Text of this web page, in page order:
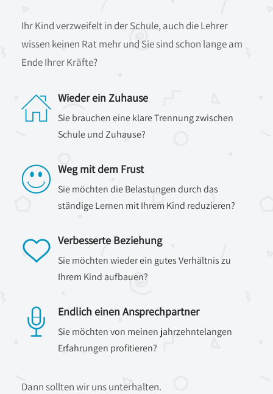
Ihr Kind verzweifelt in der Schule, auch die Lehrer
wissen keinen Rat mehr und Sie sind schon lange am
Ende Ihrer Kräfte?
Wieder ein Zuhause
Sie brauchen eine klare Trennung zwischen
Schule und Zuhause?
Weg mit dem Frust
Sie möchten die Belastungen durch das
ständige Lernen mit Ihrem Kind reduzieren?
Verbesserte Beziehung
Sie möchten wieder ein gutes Verhältnis zu
Ihrem Kind aufbauen?
Endlich einen Ansprechpartner
Sie möchten von meinen jahrzehntelangen
Erfahrungen profitieren?
Dann sollten wir uns unterhalten.